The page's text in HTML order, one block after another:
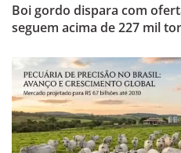
Boi gordo dispara com
seguem acima de 227 mil